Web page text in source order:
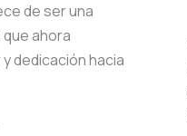
de ser una
ahora
dedicación hacia